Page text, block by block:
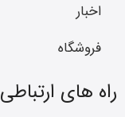
اخبار
فروشگاه
راه های ارتباطی